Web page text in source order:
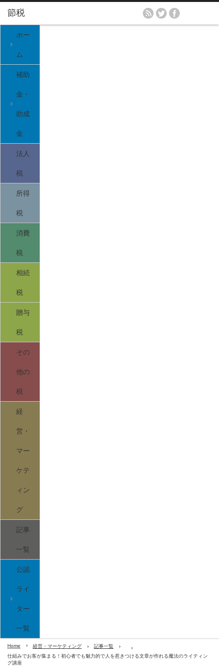
ホー
ム
補助
金・
助成
金
法人
税
所得
税
消費
税
相続
税
贈与
税
その
他の
税
経
営・
マー
ケテ
ィン
グ
記事
一覧
公認
ライ
ター
一覧
Home 経営・マーケティング
記事一覧
仕組みでお客が集まる！初心者でも魅力的で人を惹きつける文章が作れる魔法のライティン
グ講座